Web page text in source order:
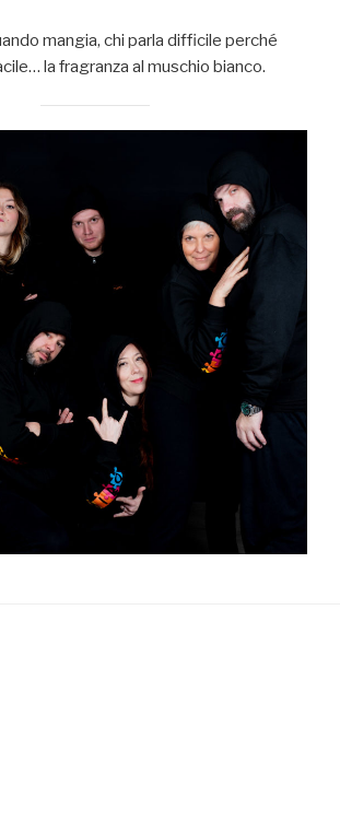
mangia, chi parla difficile perché
la fragranza al muschio bianco.